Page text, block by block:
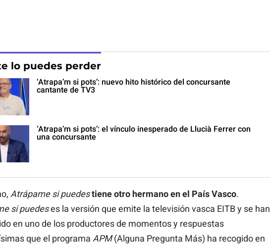
lo puedes perder
‘Atrapa’m si pots’: nuevo hito histórico del concursante
cantante de TV3
‘Atrapa’m si pots’: el vínculo inesperado de Llucià Ferrer con
una concursante
Atrápame si puedes tiene otro hermano en el País Vasco.
si puedeses la versión que emite la televisión vasca EITB y se han
en uno de los productores de momentos y respuestas
que el programa APM(Alguna Pregunta Más) ha recogido en